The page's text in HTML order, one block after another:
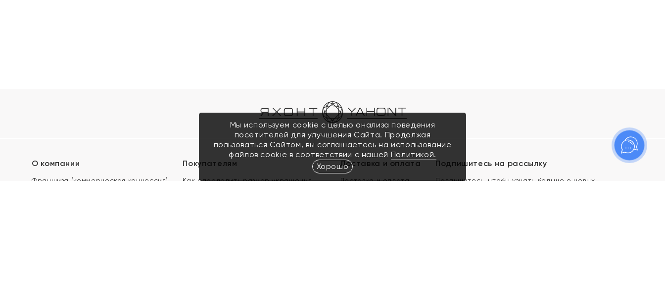
О компании
Франшиза (коммерческая концессия)
Покупателям
Как определить размер украшения
Доставка и оплата
Доставка и оплата
Подпишитесь на рассылку
Подпишитесь, чтобы узнать больше о новых
Мы используем cookie с целью анализа поведения
посетителей для улучшения Сайта. Продолжая
пользоваться Сайтом, вы соглашаетесь на использование
файлов cookie в соответствии с нашей Политикой.
Хорошо